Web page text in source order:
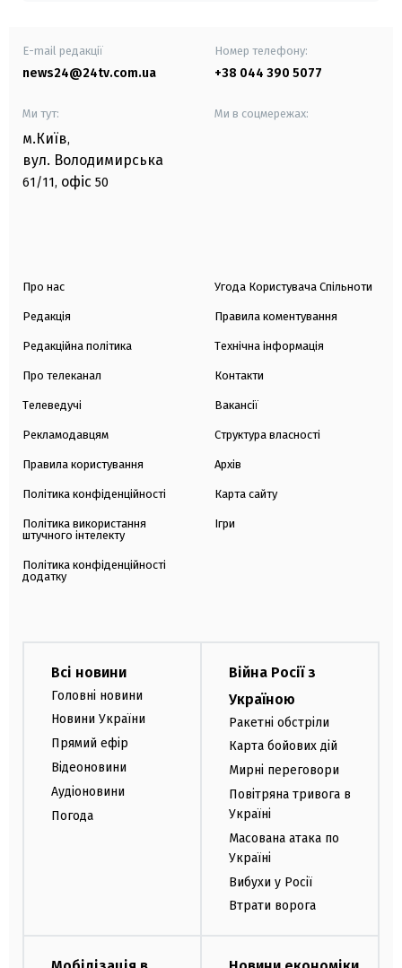
E-mail редакції
news24@24tv.com.ua
Номер телефону:
+38 044 390 5077
Ми тут:
м.Київ,
вул. Володимирська
61/11, офіс 50
Ми в соцмережах:
Про нас
Редакція
Редакційна політика
Про телеканал
Телеведучі
Рекламодавцям
Правила користування
Політика конфіденційності
Політика використання
штучного інтелекту
Політика конфіденційності
додатку
Угода Користувача Спільноти
Правила коментування
Технічна інформація
Контакти
Вакансії
Структура власності
Архів
Карта сайту
Ігри
Всі новини
Головні новини
Новини України
Прямий ефір
Відеоновини
Аудіоновини
Погода
Війна Росії з
Україною
Ракетні обстріли
Карта бойових дій
Мирні переговори
Повітряна тривога в
Україні
Масована атака по
Україні
Вибухи у Росії
Втрати ворога